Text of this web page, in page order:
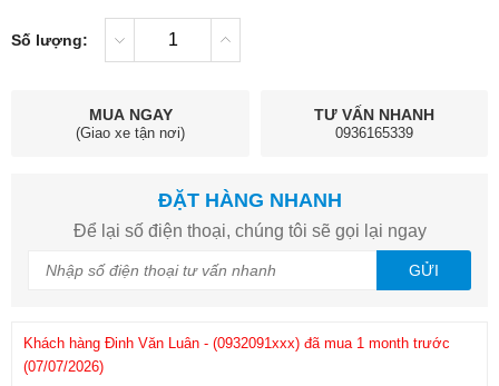
Số lượng:
MUA NGAY
(Giao xe tận nơi)
TƯ VẤN NHANH
0936165339
ĐẶT HÀNG NHANH
Để lại số điện thoại, chúng tôi sẽ gọi lại ngay
GỬI
(07/07/2026)
Khách hàng